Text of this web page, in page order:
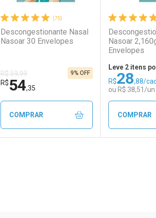
(75)
Descongestionante Nasal
Nasoar 30 Envelopes
R$ 59,99
R$54,35
9% OFF
COMPRAR
Nasoar
Envelopes
Leve 2 itens
R$28,88/
ou R$ 38,51/un
COMPRAR